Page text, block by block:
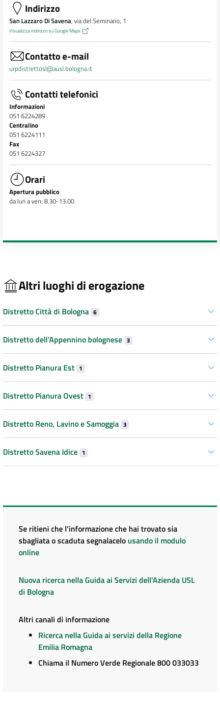
Indirizzo
San Lazzaro Di Savena, via del Seminario, 1
Visualizza indirizzo su Google Maps
Contatto e-mail
urpdistrettosl@ausl.bologna.it
Contatti telefonici
Informazioni
051 6224289
Centralino
051 6224111
Fax
051 6224327
Orari
Apertura pubblico
da lun a ven: 8.30-13.00
Altri luoghi di erogazione
Distretto Città di Bologna 6
Distretto dell’Appennino bolognese 3
Distretto Pianura Est 1
Distretto Pianura Ovest 1
Distretto Reno, Lavino e Samoggia 3
Distretto Savena Idice 1
Se ritieni che l'informazione che hai trovato sia
sbagliata o scaduta segnalacelo usando il modulo
online
Nuova ricerca nella Guida ai Servizi dell'Azienda USL
di Bologna
Altri canali di informazione
Ricerca nella Guida ai servizi della Regione
Emilia Romagna
Chiama il Numero Verde Regionale 800 033033